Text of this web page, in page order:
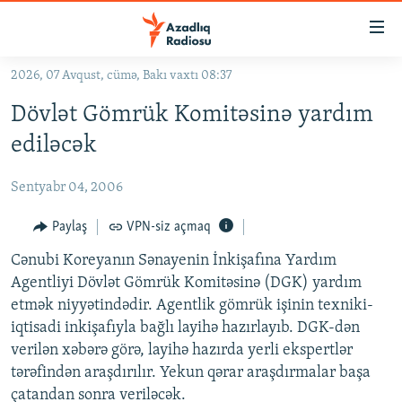
Əsas
qayıt
Əsas
qayıt
#ƏSLINDƏ
FƏRQƏ BAX
QANUNI DOĞRU
ARAŞDIRMA
MULTIMEDIA
VIDEO
FOTOQALEREYA
RADIO ARXIV
OXU ZALI
HAQQIMIZDA
2026, 07 Avqust, cümə, Bakı vaxtı 08:37
Dövlət Gömrük Komitəsinə yardım
ediləcək
Sentyabr 04, 2006
Paylaş VPN-siz açmaq
Cənubi Koreyanın Sənayenin İnkişafına Yardım
Agentliyi Dövlət Gömrük Komitəsinə (DGK) yardım
etmək niyyətindədir. Agentlik gömrük işinin texniki-
iqtisadi inkişafıyla bağlı layihə hazırlayıb. DGK-dən
verilən xəbərə görə, layihə hazırda yerli ekspertlər
tərəfindən araşdırılır. Yekun qərar araşdırmalar başa
çatandan sonra veriləcək.